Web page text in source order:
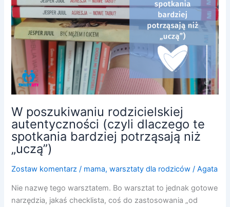
W poszukiwaniu rodzicielskiej
autentyczności (czyli dlaczego te
spotkania bardziej potrząsają niż
„uczą”)
Zostaw komentarz / mama,warsztaty dla rodziców /Agata
Nie nazwę tego warsztatem. Bo warsztat to jednak gotowe
narzędzia, jakaś checklista, coś do zastosowania „od
spotkania
bardziej
potrząsają
„uczą”)